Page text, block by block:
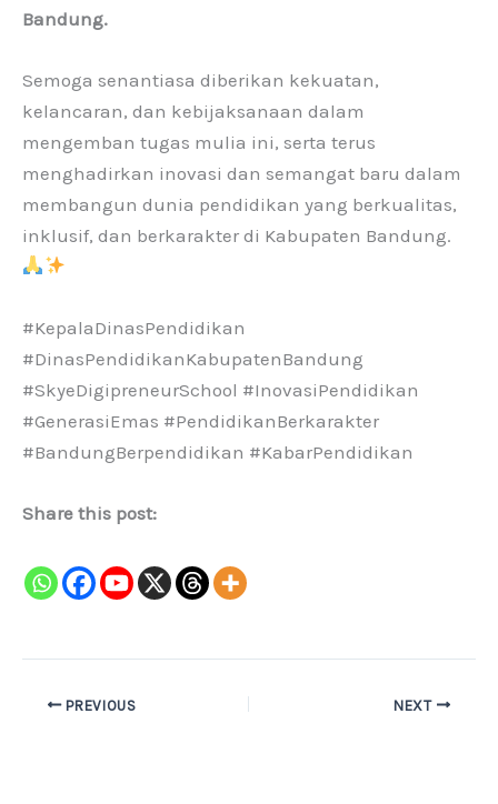
Bandung.
Semoga senantiasa diberikan kekuatan,
kelancaran, dan kebijaksanaan dalam
mengemban tugas mulia ini, serta terus
menghadirkan inovasi dan semangat baru dalam
membangun dunia pendidikan yang berkualitas,
inklusif, dan berkarakter di Kabupaten Bandung.
#KepalaDinasPendidikan
#DinasPendidikanKabupatenBandung
#SkyeDigipreneurSchool #InovasiPendidikan
#GenerasiEmas #PendidikanBerkarakter
#BandungBerpendidikan #KabarPendidikan
Share this post:
PREVIOUS NEXT